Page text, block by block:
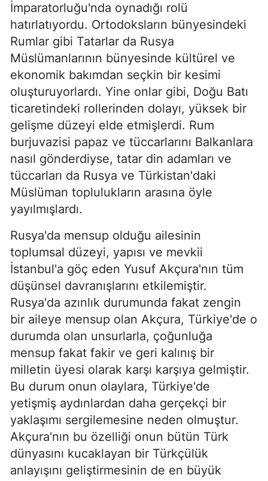
İmparatorluğu'nda oynadığı rolü
hatırlatıyordu. Ortodoksların bünyesindeki
Rumlar gibi Tatarlar da Rusya
Müslümanlarının bünyesinde kültürel ve
ekonomik bakımdan seçkin bir kesimi
oluşturuyorlardı. Yine onlar gibi, Doğu Batı
ticaretindeki rollerinden dolayı, yüksek bir
gelişme düzeyi elde etmişlerdi. Rum
burjuvazisi papaz ve tüccarlarını Balkanlara
nasıl gönderdiyse, tatar din adamları ve
tüccarları da Rusya ve Türkistan'daki
Müslüman toplulukların arasına öyle
yayılmışlardı.
Rusya'da mensup olduğu ailesinin
toplumsal düzeyi, yapısı ve mevkii
İstanbul'a göç eden Yusuf Akçura'nın tüm
düşünsel davranışlarını etkilemiştir.
Rusya'da azınlık durumunda fakat zengin
bir aileye mensup olan Akçura, Türkiye'de o
durumda olan unsurlarla, çoğunluğa
mensup fakat fakir ve geri kalınış bir
milletin üyesi olarak karşı karşıya gelmiştir.
Bu durum onun olaylara, Türkiye'de
yetişmiş aydınlardan daha gerçekçi bir
yaklaşımı sergilemesine neden olmuştur.
Akçura'nın bu özelliği onun bütün Türk
dünyasını kucaklayan bir Türkçülük
anlayışını geliştirmesinin de en büyük